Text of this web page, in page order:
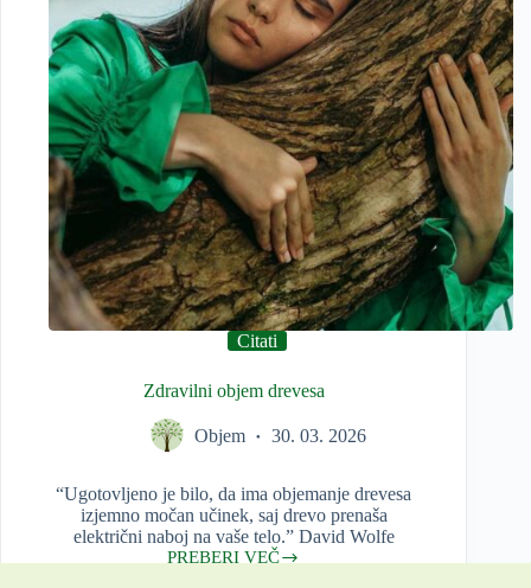
Citati
Zdravilni objem drevesa
Objem 30. 03. 2026
“Ugotovljeno je bilo, da ima objemanje drevesa
izjemno močan učinek, saj drevo prenaša
električni naboj na vaše telo.” David Wolfe
PREBERI VEČ
Zdravilni